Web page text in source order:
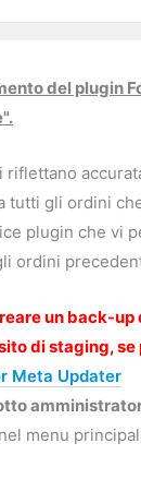
del plugin
tutti gli ordini
plugin che vi
ordini
un back-
di staging, se
Meta Updater
nel menu